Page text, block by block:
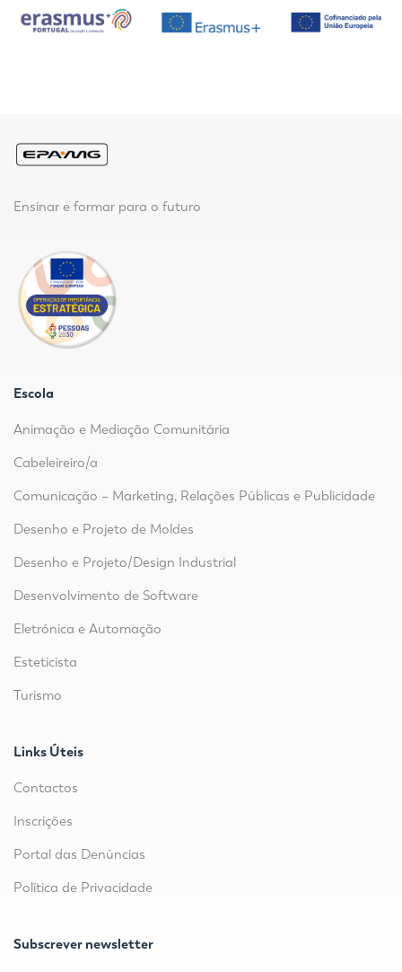
Ensinar e formar para o futuro
Escola
Animação e Mediação Comunitária
Cabeleireiro/a
Comunicação – Marketing, Relações Públicas e Publicidade
Desenho e Projeto de Moldes
Desenho e Projeto/Design Industrial
Desenvolvimento de Software
Eletrónica e Automação
Esteticista
Turismo
Links Úteis
Contactos
Inscrições
Portal das Denúncias
Política de Privacidade
Subscrever newsletter